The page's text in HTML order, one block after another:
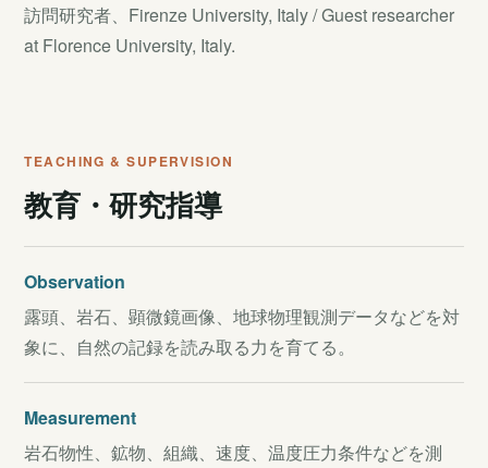
訪問研究者、Firenze University, Italy / Guest researcher
at Florence University, Italy.
TEACHING & SUPERVISION
教育・研究指導
Observation
露頭、岩石、顕微鏡画像、地球物理観測データなどを対
象に、自然の記録を読み取る力を育てる。
Measurement
岩石物性、鉱物、組織、速度、温度圧力条件などを測